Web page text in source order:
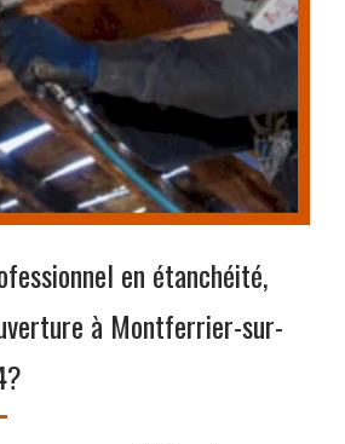
en étanchéité,
à Montferrier-sur-